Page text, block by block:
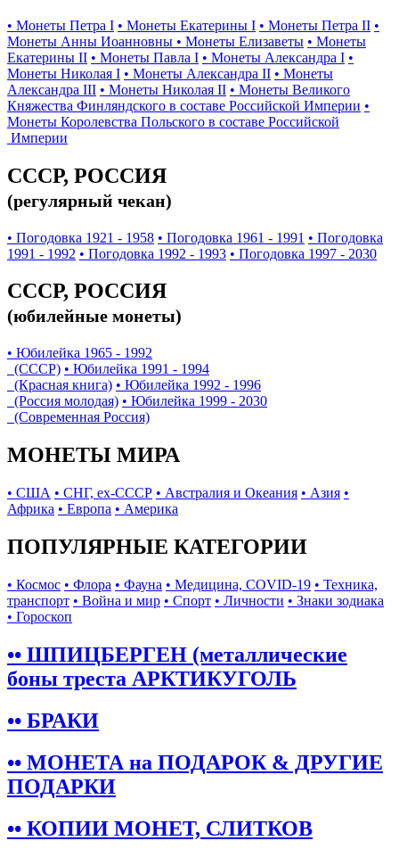
• Монеты Петра I • Монеты Екатерины I • Монеты Петра II •
Монеты Анны Иоанновны • Монеты Елизаветы • Монеты
Екатерины II • Монеты Павла I • Монеты Александра I •
Монеты Николая I • Монеты Александра II • Монеты
Александра III • Монеты Николая II • Монеты Великого
Княжества Финляндского в составе Российской Империи •
Монеты Королевства Польского в составе Российской
Империи
СССР, РОССИЯ
(регулярный чекан)
• Погодовка 1921 - 1958 • Погодовка 1961 - 1991 • Погодовка
1991 - 1992 • Погодовка 1992 - 1993 • Погодовка 1997 - 2030
СССР, РОССИЯ
(юбилейные монеты)
• Юбилейка 1965 - 1992
(СССР) • Юбилейка 1991 - 1994
(Красная книга) • Юбилейка 1992 - 1996
(Россия молодая) • Юбилейка 1999 - 2030
(Современная Россия)
МОНЕТЫ МИРА
• США • СНГ, ex-СССР • Австралия и Океания • Азия •
Африка • Европа • Америка
ПОПУЛЯРНЫЕ КАТЕГОРИИ
• Космос • Флора • Фауна • Медицина, COVID-19 • Техника,
транспорт • Война и мир • Спорт • Личности • Знаки зодиака
• Гороскоп
•• ШПИЦБЕРГЕН (металлические
боны треста АРКТИКУГОЛЬ
•• БРАКИ
•• МОНЕТА на ПОДАРОК & ДРУГИЕ
ПОДАРКИ
•• КОПИИ МОНЕТ, СЛИТКОВ